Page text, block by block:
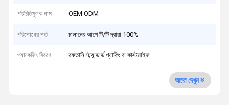
পরিচিতিমুলক নাম OEM ODM
পরিশোধের শর্ত চালানের আগে টি/টি দ্বারা 100%
প্যাকেজিং বিবরণ রফতানি স্ট্যান্ডার্ড প্যাকিং বা কাস্টমাইজ
আরো দেখুন